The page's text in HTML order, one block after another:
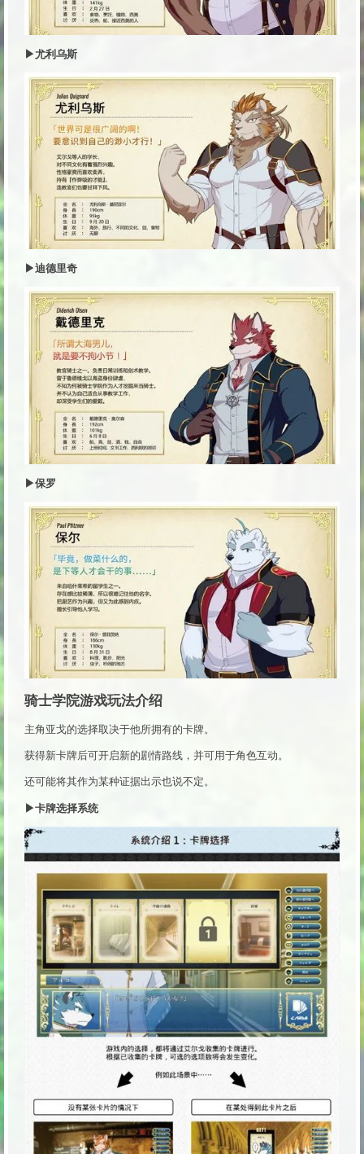
▶尤利乌斯
▶迪德里奇
▶保罗
骑士学院游戏玩法介绍
主角亚戈的选择取决于他所拥有的卡牌。
获得新卡牌后可开启新的剧情路线，并可用于角色互动。
还可能将其作为某种证据出示也说不定。
▶卡牌选择系统